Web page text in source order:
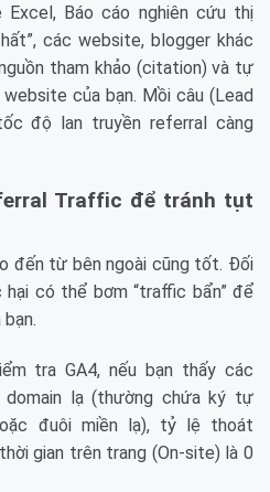
Excel, Báo cáo nghiên cứu thị
các website, blogger khác
tham khảo (citation) và tự
của bạn. Mồi câu (Lead
độ lan truyền referral càng
Traffic để tránh tụt
đến từ bên ngoài cũng tốt. Đối
có thể bơm “traffic bẩn” để
tra GA4, nếu bạn thấy các
lạ (thường chứa ký tự
đuôi miền lạ), tỷ lệ thoát
gian trên trang (On-site) là 0